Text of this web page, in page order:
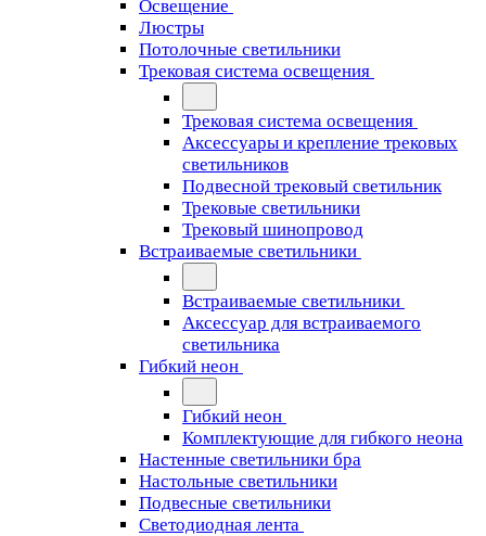
Освещение
Люстры
Потолочные светильники
Трековая система освещения
Трековая система освещения
Аксессуары и крепление трековых
светильников
Подвесной трековый светильник
Трековые светильники
Трековый шинопровод
Встраиваемые светильники
Встраиваемые светильники
Аксессуар для встраиваемого
светильника
Гибкий неон
Гибкий неон
Комплектующие для гибкого неона
Настенные светильники бра
Настольные светильники
Подвесные светильники
Светодиодная лента